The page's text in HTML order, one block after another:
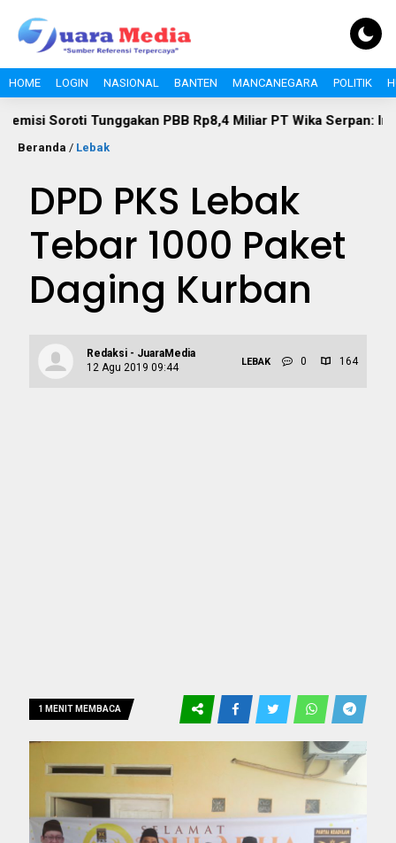
HOME LOGIN NASIONAL BANTEN MANCANEGARA POLITIK
Tunggakan PBB Rp8,4 Miliar PT Wika Serpan: Investor
Beranda / Lebak
DPD PKS Lebak
Tebar 1000 Paket
Daging Kurban
Redaksi - JuaraMedia
12 Agu 2019 09:44
LEBAK 0 164
1 MENIT MEMBACA